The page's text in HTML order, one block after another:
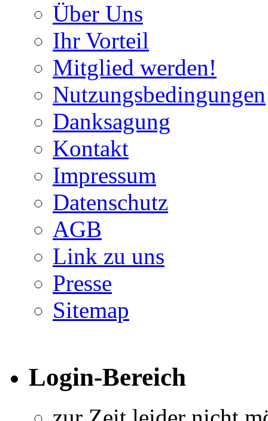
Über Uns
Ihr Vorteil
Mitglied werden!
Nutzungsbedingungen
Danksagung
Kontakt
Impressum
Datenschutz
AGB
Link zu uns
Presse
Sitemap
Login-Bereich